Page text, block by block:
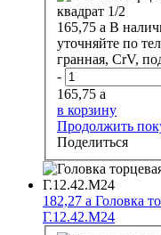
165,75 a В
уточняйте по
гранная, CrV,
-
165,75 a
в корзину
Продолжить
Поделиться
182,27 a Головка
Г.12.42.М24